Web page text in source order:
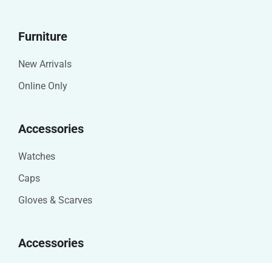
Furniture
New Arrivals
Online Only
Accessories
Watches
Caps
Gloves & Scarves
Accessories